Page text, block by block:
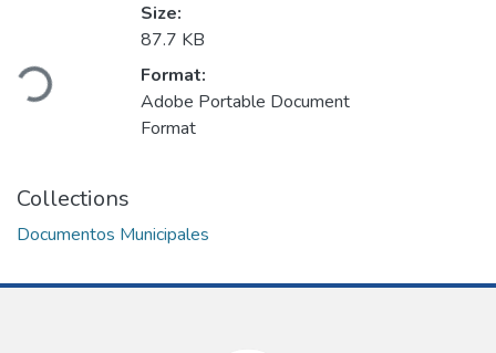
Loading...
Size:
87.7 KB
Format:
Adobe Portable Document
Format
Collections
Documentos Municipales